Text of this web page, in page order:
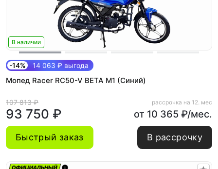
В наличии
-14% 14 063 ₽ выгода
Мопед Racer RC50-V BETA M1 (Синий)
107 813 ₽
93 750 ₽
рассрочка на 12. мес
от 10 365 ₽/мес.
Быстрый заказ В рассрочку